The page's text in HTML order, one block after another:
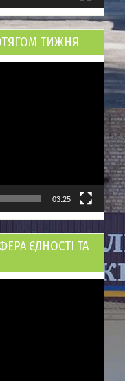
ТИЖНЯ
03:25
ЄДНОСТІ ТА